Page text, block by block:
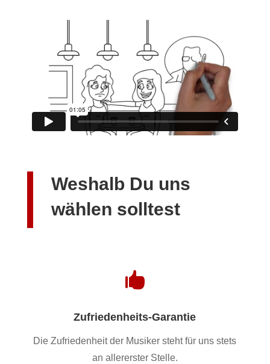
Weshalb Du uns
wählen solltest

Zufriedenheits-Garantie
Die Zufriedenheit der Musiker steht für uns stets
an allererster Stelle.